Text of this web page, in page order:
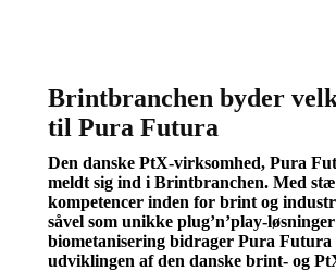
Brintbranchen byder
til Pura Futura
Den danske PtX-virksomhed, Pura
meldt sig ind i Brintbranchen. Med
kompetencer inden for brint og
såvel som unikke plug’n’play-
biometanisering bidrager Pura Futura
udviklingen af den danske brint- og